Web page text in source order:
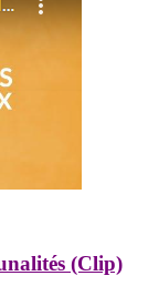
(Clip)